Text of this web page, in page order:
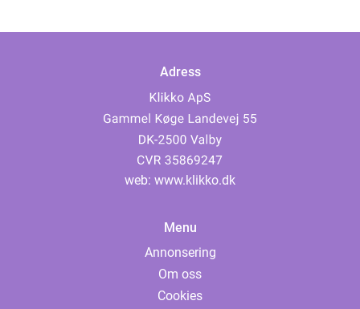
Adress
web: www.klikko.dk
Menu
Annonsering
Om oss
Cookies